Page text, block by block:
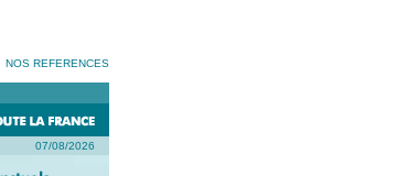
NOS REFERENCES
07/08/2026